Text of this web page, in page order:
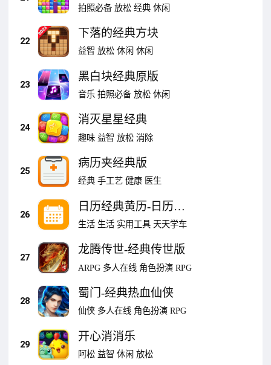
拍照必备 放松 经典 休闲
22
下落的经典方块
益智 放松 休闲 休闲
23
黑白块经典原版
音乐 拍照必备 放松 休闲
24
消灭星星经典
趣味 益智 放松 消除
25
病历夹经典版
经典 手工艺 健康 医生
26
日历经典黄历-日历天
气
生活 生活 实用工具 天天学车
27
龙腾传世-经典传世版
ARPG 多人在线 角色扮演 RPG
28
蜀门-经典热血仙侠
仙侠 多人在线 角色扮演 RPG
29
开心消消乐
阿松 益智 休闲 放松